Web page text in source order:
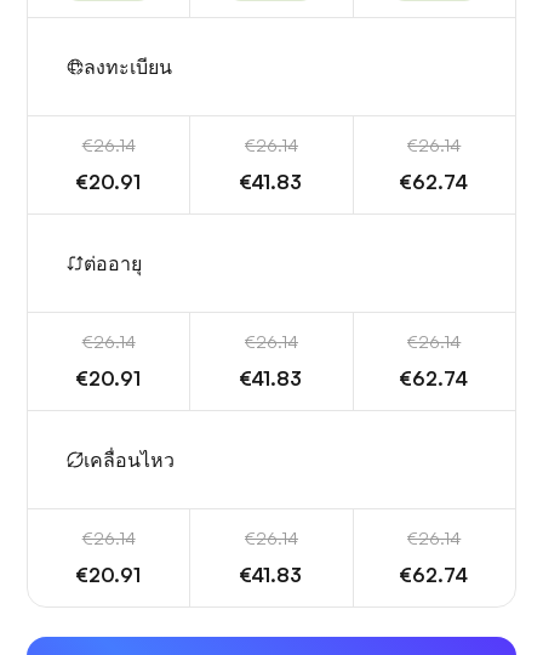
ลงทะเบียน
€26.14
€20.91
€26.14
€41.83
€26.14
€62.74
ต่ออายุ
€26.14
€20.91
€26.14
€41.83
€26.14
€62.74
เคลื่อนไหว
€26.14
€20.91
€26.14
€41.83
€26.14
€62.74